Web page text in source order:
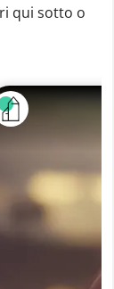
qui sotto o